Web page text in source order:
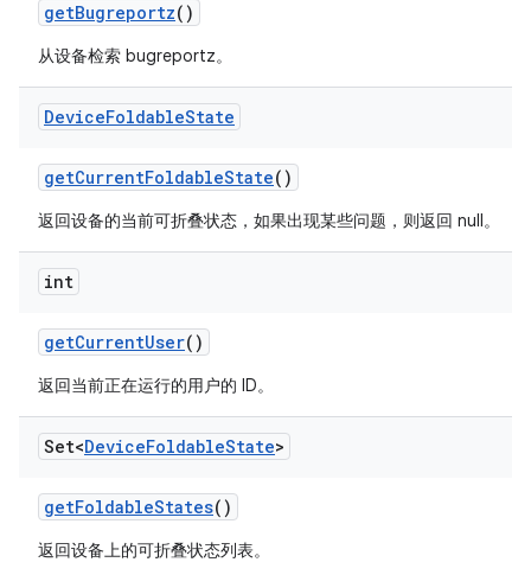
getBugreportz()
从设备检索 bugreportz。
DeviceFoldableState
getCurrentFoldableState()
返回设备的当前可折叠状态，如果出现某些问题，则返回 null。
int
getCurrentUser()
返回当前正在运行的用户的 ID。
Set<DeviceFoldableState>
getFoldableStates()
返回设备上的可折叠状态列表。